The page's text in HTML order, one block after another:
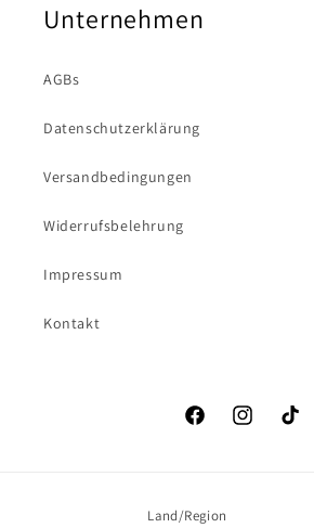
Unternehmen
AGBs
Datenschutzerklärung
Versandbedingungen
Widerrufsbelehrung
Impressum
Kontakt
FacebookInstagramTikTok
Land/Region